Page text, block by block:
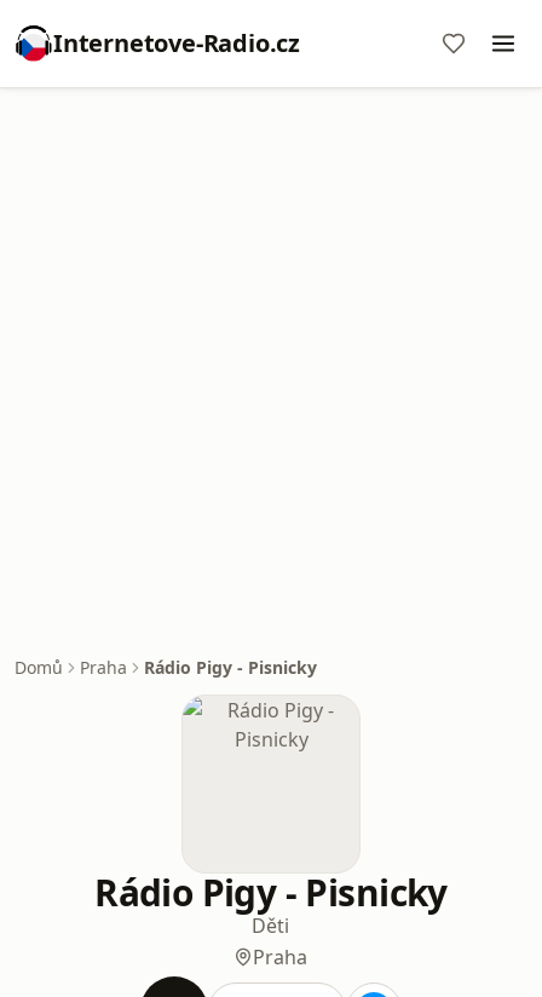
Internetove-Radio.cz
Domů Praha Rádio Pigy - Pisnicky
Rádio Pigy - Pisnicky
Děti
Praha